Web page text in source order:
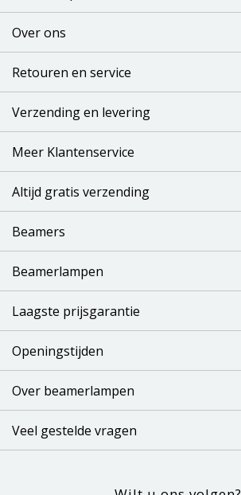
Over ons
Retouren en service
Verzending en levering
Meer Klantenservice
Altijd gratis verzending
Beamers
Beamerlampen
Laagste prijsgarantie
Openingstijden
Over beamerlampen
Veel gestelde vragen